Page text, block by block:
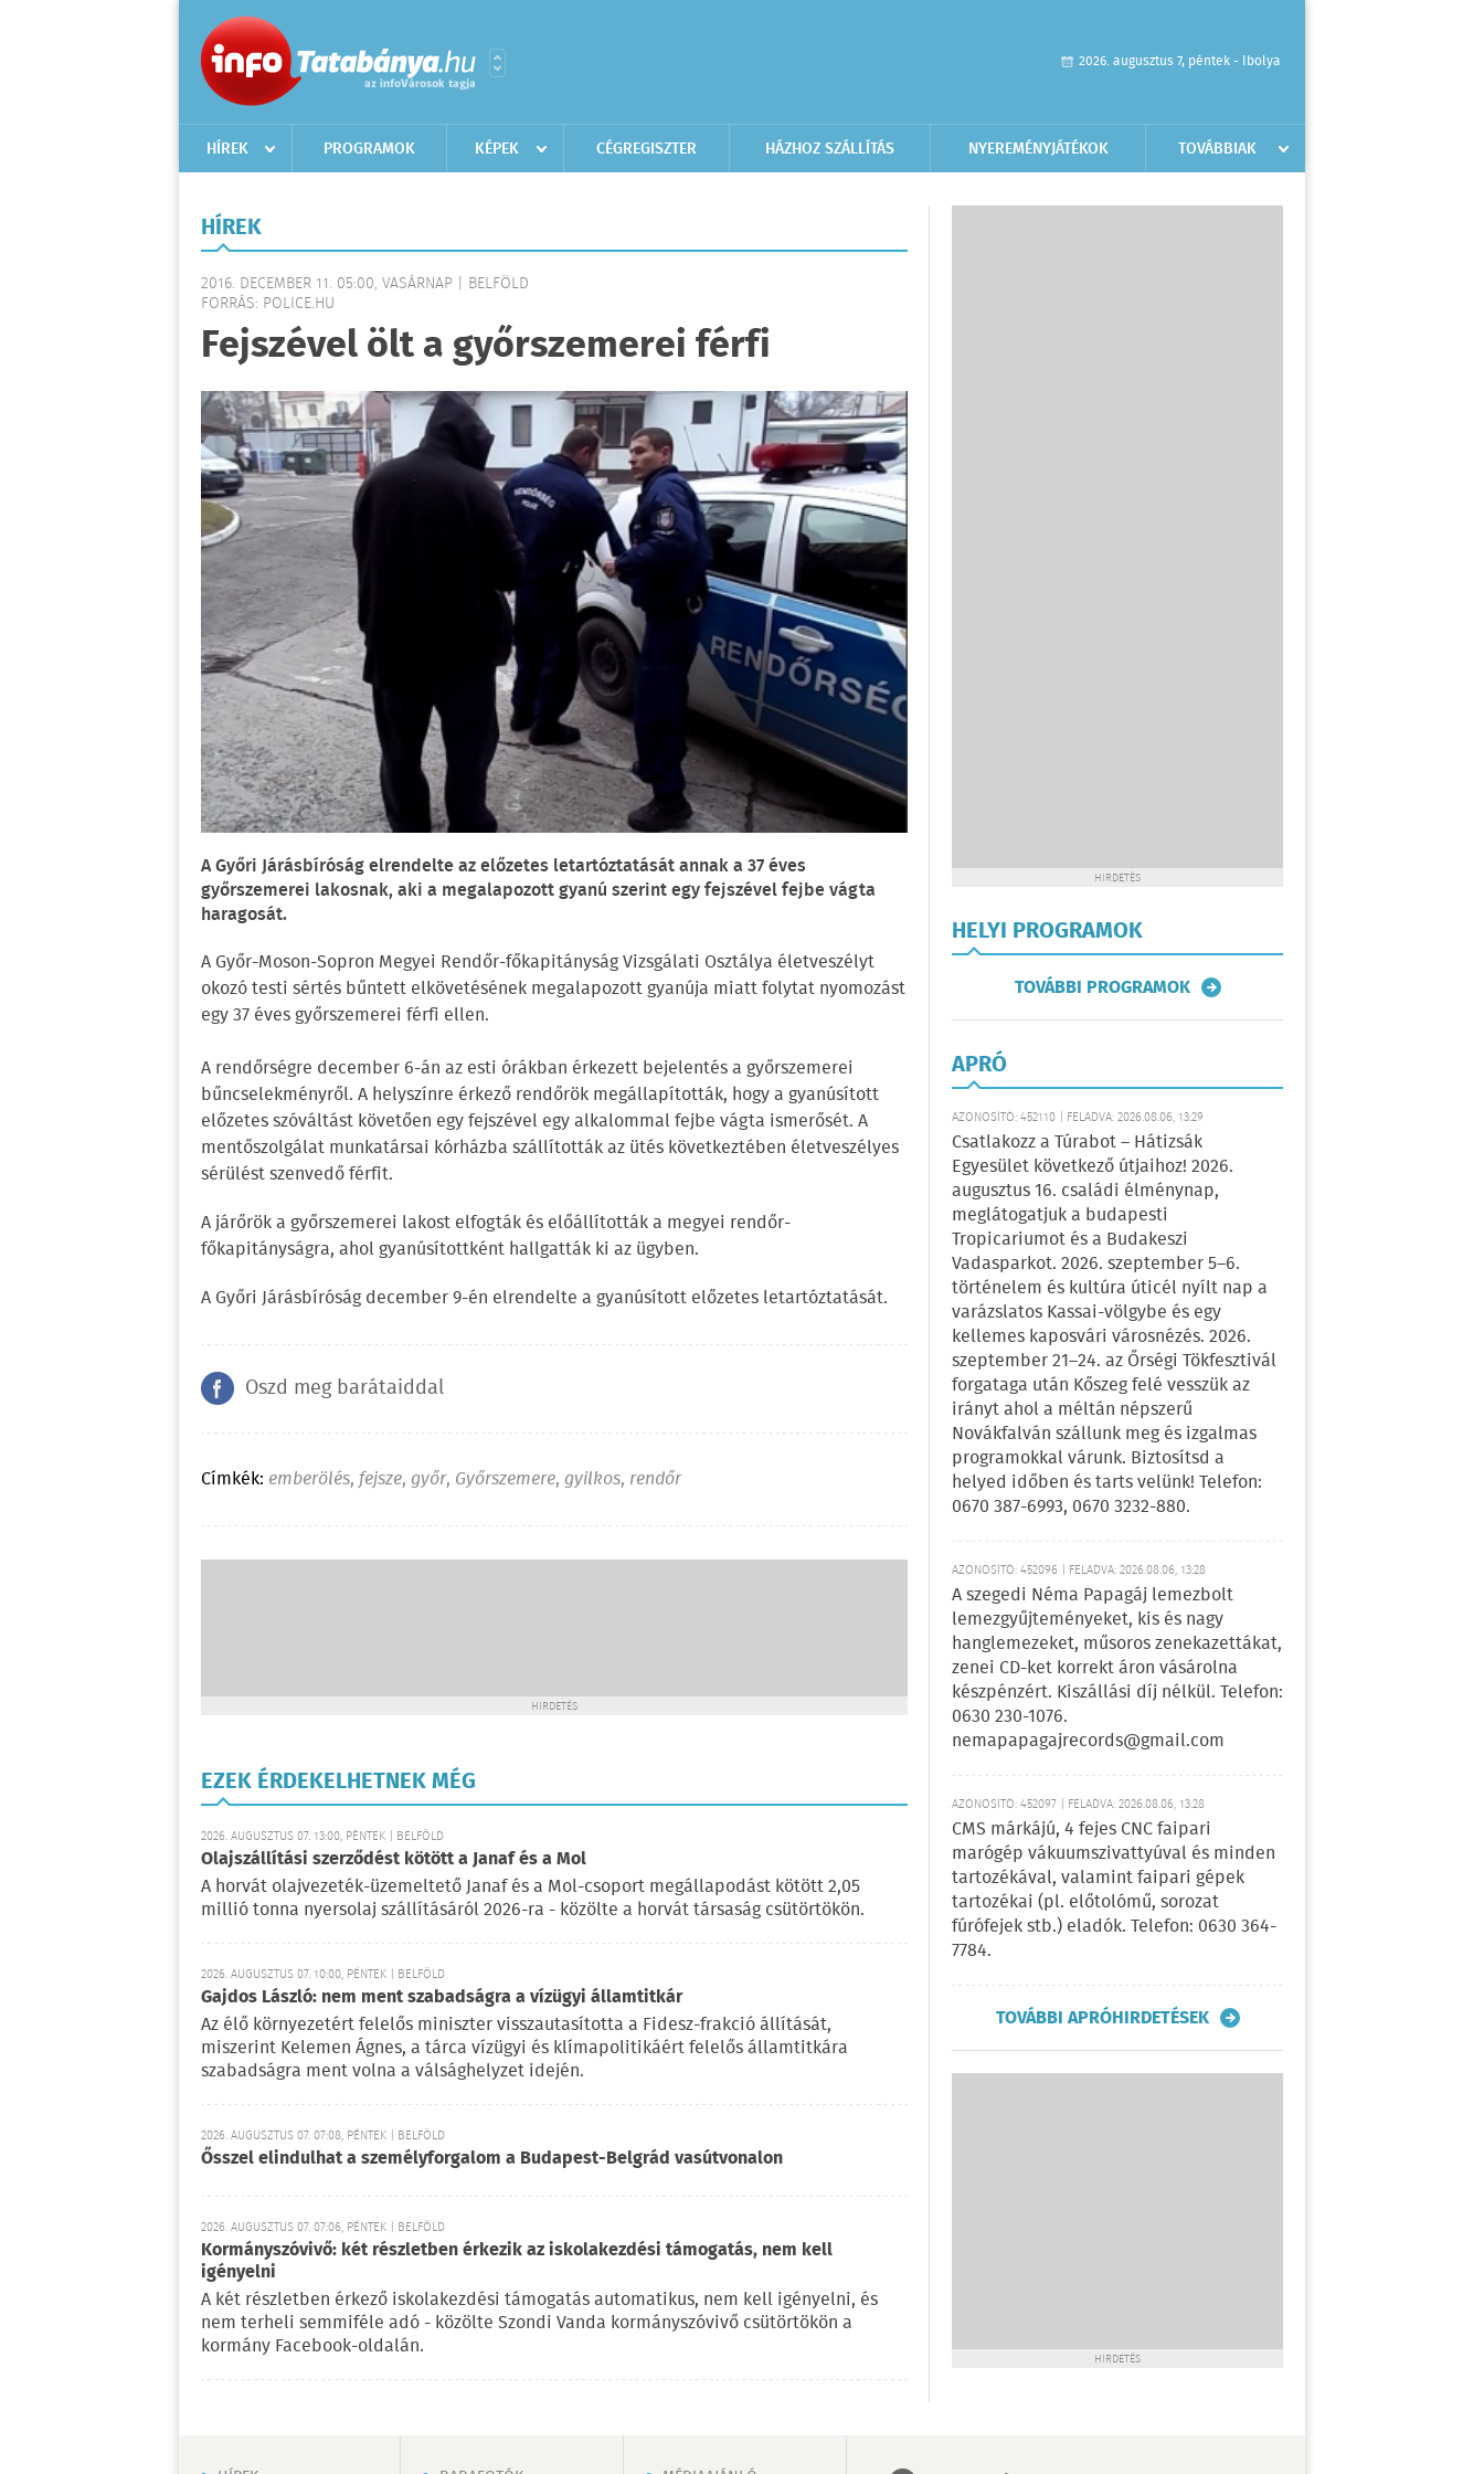
2026. augusztus 7, péntek - Ibolya
HÍREK PROGRAMOK KÉPEK CÉGREGISZTER HÁZHOZ SZÁLLÍTÁS NYEREMÉNYJÁTÉKOK TOVÁBBIAK
HÍREK
2016. DECEMBER 11. 05:00, VASÁRNAP | BELFÖLD
FORRÁS: POLICE.HU
Fejszével ölt a győrszemerei férfi
A Győri Járásbíróság elrendelte az előzetes letartóztatását annak a 37 éves
győrszemerei lakosnak, aki a megalapozott gyanú szerint egy fejszével fejbe vágta
haragosát.
A Győr-Moson-Sopron Megyei Rendőr-főkapitányság Vizsgálati Osztálya életveszélyt
okozó testi sértés bűntett elkövetésének megalapozott gyanúja miatt folytat nyomozást
egy 37 éves győrszemerei férfi ellen.
A rendőrségre december 6-án az esti órákban érkezett bejelentés a győrszemerei
bűncselekményről. A helyszínre érkező rendőrök megállapították, hogy a gyanúsított
előzetes szóváltást követően egy fejszével egy alkalommal fejbe vágta ismerősét. A
mentőszolgálat munkatársai kórházba szállították az ütés következtében életveszélyes
sérülést szenvedő férfit.
A járőrök a győrszemerei lakost elfogták és előállították a megyei rendőr-
főkapitányságra, ahol gyanúsítottként hallgatták ki az ügyben.
A Győri Járásbíróság december 9-én elrendelte a gyanúsított előzetes letartóztatását.
Oszd meg barátaiddal
Címkék: emberölés,fejsze, győr, Győrszemere, gyilkos, rendőr
HIRDETÉS
EZEK ÉRDEKELHETNEK MÉG
2026. AUGUSZTUS 07. 13:00, PÉNTEK | BELFÖLD
Olajszállítási szerződést kötött a Janaf és a Mol
A horvát olajvezeték-üzemeltető Janaf és a Mol-csoport megállapodást kötött 2,05
millió tonna nyersolaj szállításáról 2026-ra - közölte a horvát társaság csütörtökön.
2026. AUGUSZTUS 07. 10:00, PÉNTEK | BELFÖLD
Gajdos László: nem ment szabadságra a vízügyi államtitkár
Az élő környezetért felelős miniszter visszautasította a Fidesz-frakció állítását,
miszerint Kelemen Ágnes, a tárca vízügyi és klímapolitikáért felelős államtitkára
szabadságra ment volna a válsághelyzet idején.
2026. AUGUSZTUS 07. 07:08, PÉNTEK | BELFÖLD
Ősszel elindulhat a személyforgalom a Budapest-Belgrád vasútvonalon
2026. AUGUSZTUS 07. 07:06, PÉNTEK | BELFÖLD
Kormányszóvivő: két részletben érkezik az iskolakezdési támogatás, nem kell
igényelni
A két részletben érkező iskolakezdési támogatás automatikus, nem kell igényelni, és
nem terheli semmiféle adó - közölte Szondi Vanda kormányszóvivő csütörtökön a
kormány Facebook-oldalán.
HIRDETÉS
HELYI PROGRAMOK
TOVÁBBI PROGRAMOK
APRÓ
AZONOSÍTÓ: 452110 | FELADVA: 2026.08.06, 13:29
Csatlakozz a Túrabot – Hátizsák
Egyesület következő útjaihoz! 2026.
augusztus 16. családi élménynap,
meglátogatjuk a budapesti
Tropicariumot és a Budakeszi
Vadasparkot. 2026. szeptember 5–6.
történelem és kultúra úticél nyílt nap a
varázslatos Kassai-völgybe és egy
kellemes kaposvári városnézés. 2026.
szeptember 21–24. az Őrségi Tökfesztivál
forgataga után Kőszeg felé vesszük az
irányt ahol a méltán népszerű
Novákfalván szállunk meg és izgalmas
programokkal várunk. Biztosítsd a
helyed időben és tarts velünk! Telefon:
0670 387-6993, 0670 3232-880.
AZONOSÍTÓ: 452096 | FELADVA: 2026.08.06, 13:28
A szegedi Néma Papagáj lemezbolt
lemezgyűjteményeket, kis és nagy
hanglemezeket, műsoros zenekazettákat,
zenei CD-ket korrekt áron vásárolna
készpénzért. Kiszállási díj nélkül. Telefon:
0630 230-1076.
nemapapagajrecords@gmail.com
AZONOSÍTÓ: 452097 | FELADVA: 2026.08.06, 13:28
CMS márkájú, 4 fejes CNC faipari
marógép vákuumszivattyúval és minden
tartozékával, valamint faipari gépek
tartozékai (pl. előtolómű, sorozat
fúrófejek stb.) eladók. Telefon: 0630 364-
7784.
TOVÁBBI APRÓHIRDETÉSEK
HIRDETÉS